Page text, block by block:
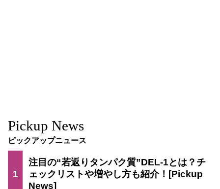
Pickup News
ピックアップニュース
1
注目の“若返りタンパク質”DEL-1とは？チ
ェックリストや増やし方も紹介！